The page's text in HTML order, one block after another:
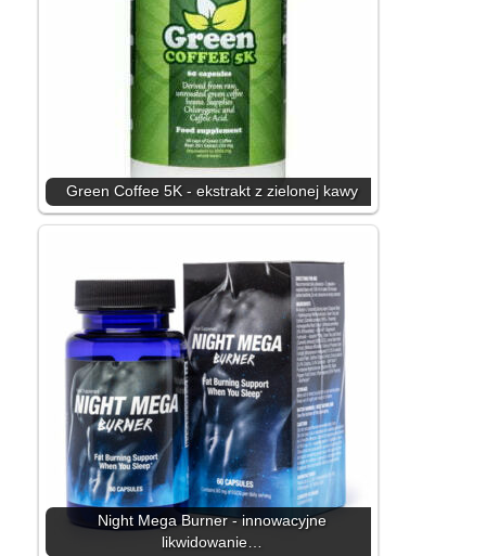
Green Coffee 5K - ekstrakt z zielonej kawy
Night Mega Burner - innowacyjne
likwidowanie…